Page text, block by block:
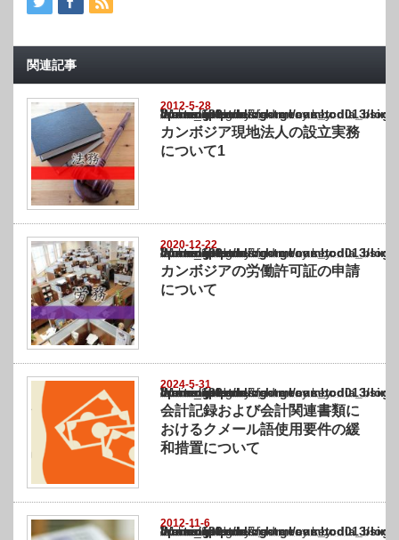
関連記事
2012-5-28
Warning
: Undefined array key "show_category" in
/home/netst/kuno-cpa.co.jp/public_html/cambodia_blog/wp-content/themes/
on line183
カンボジア現地法人の設立実務
について1
2020-12-22
Warning
: Undefined array key "show_category" in
/home/netst/kuno-cpa.co.jp/public_html/cambodia_blog/wp-content/themes/
on line183
カンボジアの労働許可証の申請
について
2024-5-31
Warning
: Undefined array key "show_category" in
/home/netst/kuno-cpa.co.jp/public_html/cambodia_blog/wp-content/themes/
on line183
会計記録および会計関連書類に
おけるクメール語使用要件の緩
和措置について
2012-11-6
Warning
: Undefined array key "show_category" in
/home/netst/kuno-cpa.co.jp/public_html/cambodia_blog/wp-content/themes/
on line183